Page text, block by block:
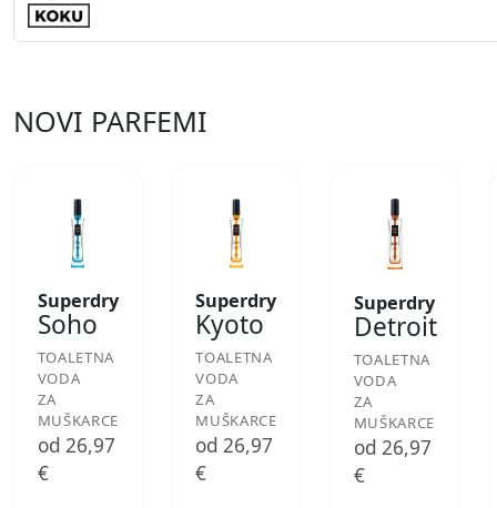
NOVI PARFEMI
Superdry
Soho
TOALETNA
VODA
ZA
MUŠKARCE
od 26,97
€
Superdry
Kyoto
TOALETNA
VODA
ZA
MUŠKARCE
od 26,97
€
Superdry
Detroit
TOALETNA
VODA
ZA
MUŠKARCE
od 26,97
€